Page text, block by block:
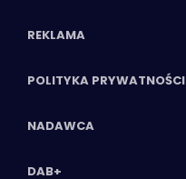
REKLAMA
POLITYKA PRYWATNOŚCI
NADAWCA
DAB+